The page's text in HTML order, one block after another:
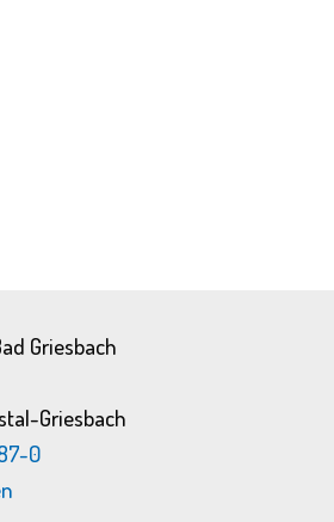
Griesbach
Griesbach
0